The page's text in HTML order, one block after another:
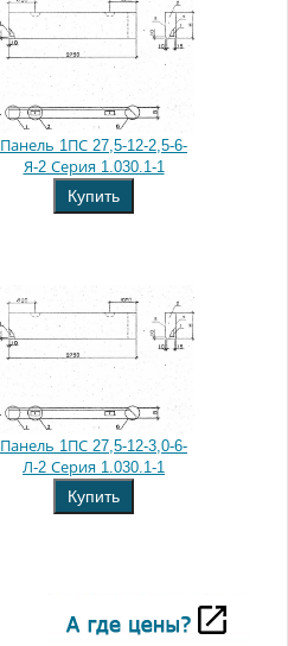
Панель 1ПС 27,5-12-2,5-6-
Я-2 Серия 1.030.1-1
Купить
Панель 1ПС 27,5-12-3,0-6-
Л-2 Серия 1.030.1-1
Купить